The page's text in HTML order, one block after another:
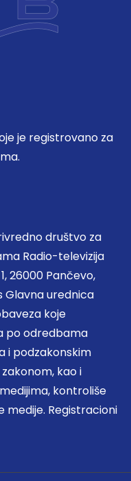
je registrovano za
društvo za
Radio-televizija
26000 Pančevo,
Glavna urednica
koje
po odredbama
i podzakonskim
kao i
kontroliše
medije. Registracioni